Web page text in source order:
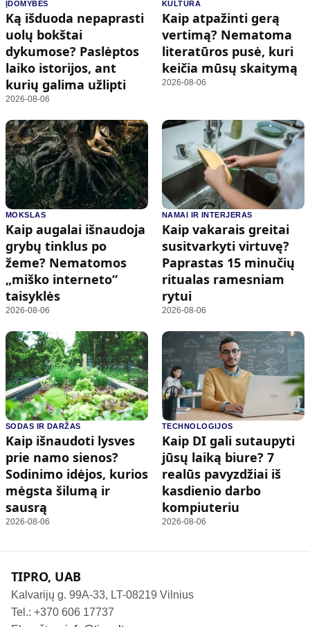
ĮDOMYBĖS
Ką išduoda nepaprasti
uolų bokštai
dykumose? Paslėptos
laiko istorijos, ant
kurių galima užlipti
2026-08-06
KULTŪRA
Kaip atpažinti gerą
vertimą? Nematoma
literatūros pusė, kuri
keičia mūsų skaitymą
2026-08-06
MOKSLAS
Kaip augalai išnaudoja
grybų tinklus po
žeme? Nematomos
„miško interneto“
taisyklės
2026-08-06
NAMAI IR INTERJERAS
Kaip vakarais greitai
susitvarkyti virtuvę?
Paprastas 15 minučių
ritualas ramesniam
rytui
2026-08-06
SODAS IR DARŽAS
Kaip išnaudoti lysves
prie namo sienos?
Sodinimo idėjos, kurios
mėgsta šilumą ir
sausrą
2026-08-06
TECHNOLOGIJOS
Kaip DI gali sutaupyti
jūsų laiką biure? 7
realūs pavyzdžiai iš
kasdienio darbo
kompiuteriu
2026-08-06
TIPRO, UAB
Kalvarijų g. 99A-33, LT-08219 Vilnius
Tel.: +370 606 17737